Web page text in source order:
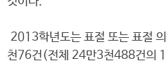
2013학년도는 표절 또는 표절
천76건(전체 24만3천488건의